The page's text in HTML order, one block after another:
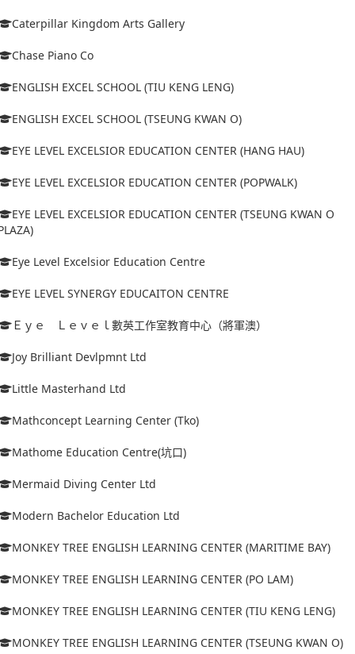
Caterpillar Kingdom Arts Gallery
Chase Piano Co
ENGLISH EXCEL SCHOOL (TIU KENG LENG)
ENGLISH EXCEL SCHOOL (TSEUNG KWAN O)
EYE LEVEL EXCELSIOR EDUCATION CENTER (HANG HAU)
EYE LEVEL EXCELSIOR EDUCATION CENTER (POPWALK)
EYE LEVEL EXCELSIOR EDUCATION CENTER (TSEUNG KWAN O
Eye Level Excelsior Education Centre
EYE LEVEL SYNERGY EDUCAITON CENTRE
Ｅｙｅ Ｌｅｖｅｌ數英工作室教育中心（將軍澳）
Joy Brilliant Devlpmnt Ltd
Little Masterhand Ltd
Mathconcept Learning Center (Tko)
Mathome Education Centre(坑口)
Mermaid Diving Center Ltd
Modern Bachelor Education Ltd
MONKEY TREE ENGLISH LEARNING CENTER (MARITIME BAY)
MONKEY TREE ENGLISH LEARNING CENTER (PO LAM)
MONKEY TREE ENGLISH LEARNING CENTER (TIU KENG LENG)
MONKEY TREE ENGLISH LEARNING CENTER (TSEUNG KWAN O)